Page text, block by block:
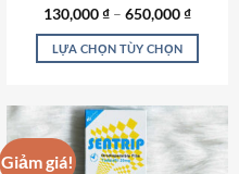
phẩm
Được xếp
hạng5.00
5 sao
130,000₫ – 650,000₫
LỰA CHỌN TÙY CHỌN
này
có
nhiều
Giảm giá!